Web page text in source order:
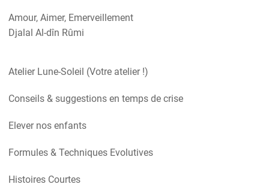
Amour, Aimer, Emerveillement
Djalal Al-dîn Rûmi
Atelier Lune-Soleil (Votre atelier !)
Conseils & suggestions en temps de crise
Elever nos enfants
Formules & Techniques Evolutives
Histoires Courtes